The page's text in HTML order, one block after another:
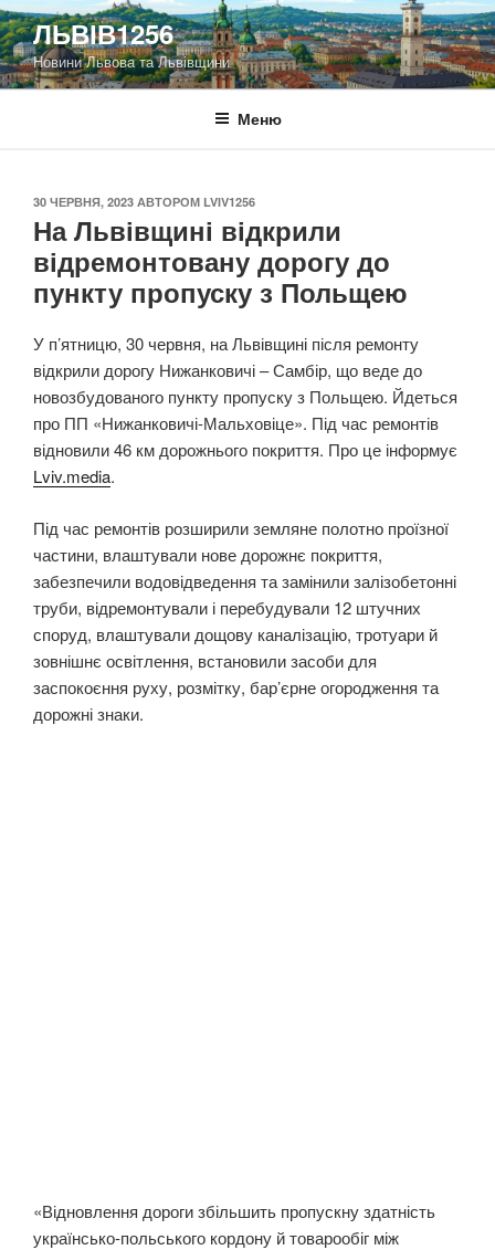
Перейти
до
вмісту
ЛЬВІВ1256
Новини Львова та Львівщини
Меню
ОПУБЛІКОВАНО
30 ЧЕРВНЯ, 2023 АВТОРОМ LVIV1256
На Львівщині відкрили
відремонтовану дорогу до
пункту пропуску з Польщею
У п’ятницю, 30 червня, на Львівщині після ремонту
відкрили дорогу Нижанковичі – Самбір, що веде до
новозбудованого пункту пропуску з Польщею. Йдеться
про ПП «Нижанковичі-Мальховіце». Під час ремонтів
відновили 46 км дорожнього покриття. Про це інформує
Lviv.media.
Під час ремонтів розширили земляне полотно проїзної
частини, влаштували нове дорожнє покриття,
забезпечили водовідведення та замінили залізобетонні
труби, відремонтували і перебудували 12 штучних
споруд, влаштували дощову каналізацію, тротуари й
зовнішнє освітлення, встановили засоби для
заспокоєння руху, розмітку, бар’єрне огородження та
дорожні знаки.
«Відновлення дороги збільшить пропускну здатність
українсько-польського кордону й товарообіг між